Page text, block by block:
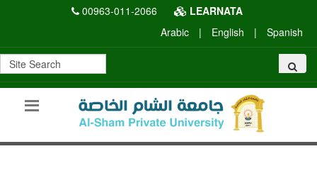
00963-011-2066
LEARNATA
Arabic
| English | Spanish